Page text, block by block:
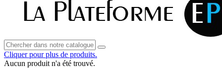
Cliquer pour plus de produits.
Aucun produit n'a été trouvé.